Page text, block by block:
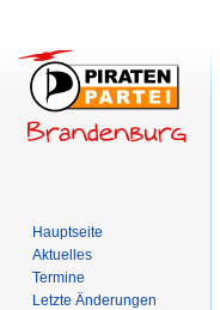
Hauptseite
Aktuelles
Termine
Letzte Änderungen